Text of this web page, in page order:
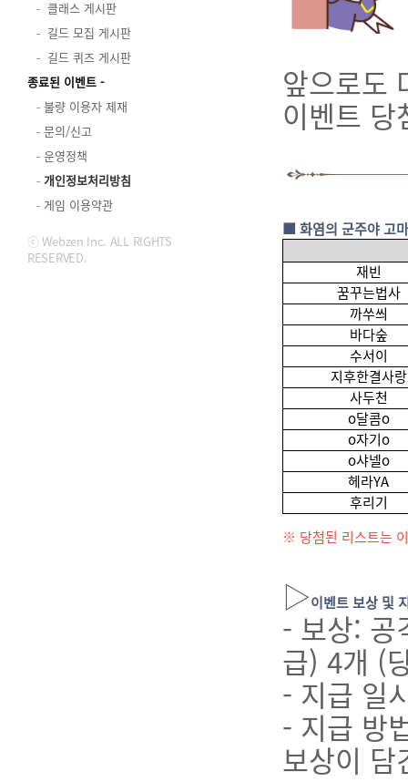
클래스 게시판
길드 모집 게시판
길드 퀴즈 게시판
종료된 이벤트
불량 이용자 제재
문의/신고
운영정책
개인정보처리방침
게임 이용약관
ⓒ Webzen Inc. ALL RIGHTS
RESERVED.
앞으로도
이벤트
■ 화염의 군주야 고
재빈
꿈꾸는법사
까쑤씌
바다숲
수서이
지후한결사랑
사두천
o달콤o
o자기o
o샤넬o
헤라YA
후리기
※ 당첨된 리스트는
▷이벤트 보상 및
- 보상: 공
급) 4개 (
- 지급 일
- 지급 방
보상이 담